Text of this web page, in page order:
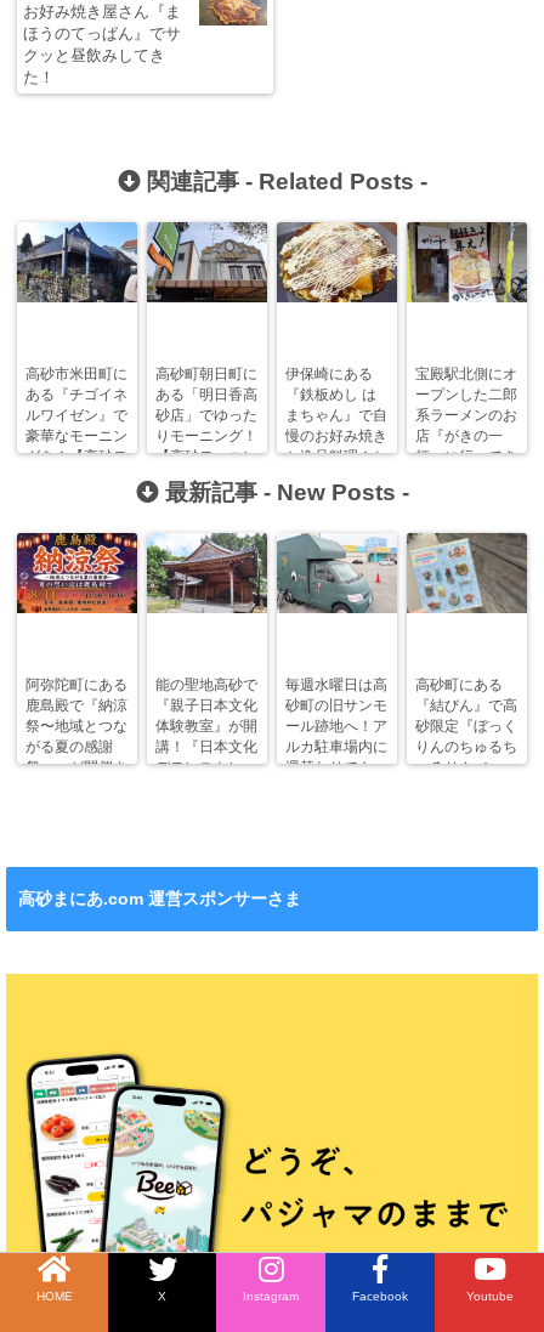
お好み焼き屋さん『ま
ほうのてっぱん』でサ
クッと昼飲みしてき
た！
関連記事 - Related Posts -
高砂市米田町に
ある『チゴイネ
ルワイゼン』で
豪華なモーニン
グを！【高砂モ
高砂町朝日町に
ある「明日香高
砂店」でゆった
りモーニング！
【高砂モーニン
グまにあ】
伊保崎にある
『鉄板めし は
まちゃん』で自
慢のお好み焼き
と逸品料理！ち
OK！
宝殿駅北側にオ
ープンした二郎
系ラーメンのお
店『がきの一
杯』に行ってき
最新記事 - New Posts -
阿弥陀町にある
鹿島殿で『納涼
祭〜地域とつな
がる夏の感謝
祭〜』が開催さ
能の聖地高砂で
『親子日本文化
体験教室』が開
講！『日本文化
デモンストレー
毎週水曜日は高
砂町の旧サンモ
ール跡地へ！ア
ルカ駐車場内に
週替わりでキッ
高砂町にある
『結びん』で高
砂限定『ぼっく
りんのちゅるち
ゅるりん♪シー
高砂まにあ.com 運営スポンサーさま
HOME X Instagram Facebook Youtube